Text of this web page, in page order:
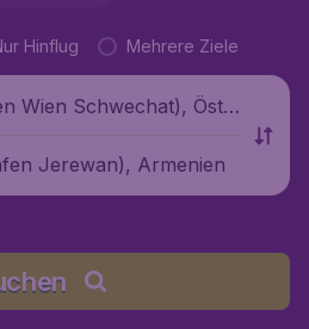
Hinflug Mehrere Ziele
Wien Schwechat), Öste
Jerewan), Armenien